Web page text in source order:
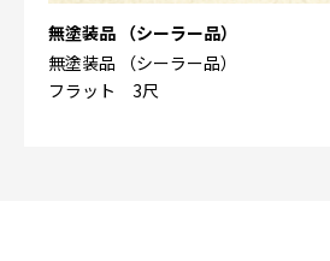
無塗装品 （シーラー品）
無塗装品 （シーラー品）
フラット 3尺